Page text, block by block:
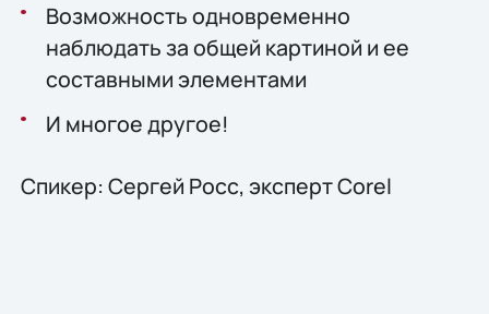
Возможность одновременно
наблюдать за общей картиной и ее
составными элементами
И многое другое!
Спикер: Сергей Росс, эксперт Corel